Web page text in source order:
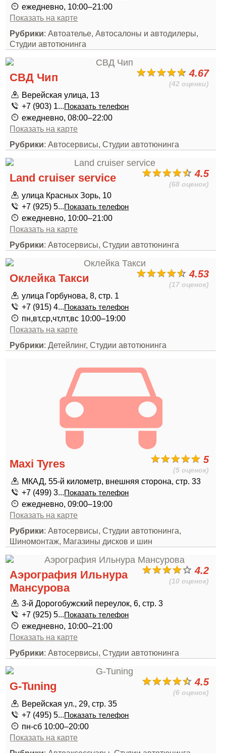
ежедневно, 10:00–21:00
Показать на карте
Рубрики: Автоателье, Автосалоны и автодилеры,
Студии автотюнинга
4.67
(42 оценки)
СВД Чип
Верейская улица, 13
+7 (903) 1...Показать телефон
ежедневно, 08:00–22:00
Показать на карте
Рубрики: Автосервисы, Студии автотюнинга
4.5
(68 оценок)
Land cruiser service
улица Красных Зорь, 10
+7 (925) 5...Показать телефон
ежедневно, 10:00–21:00
Показать на карте
Рубрики: Автосервисы, Студии автотюнинга
4.53
(17 оценок)
Оклейка Такси
улица Горбунова, 8, стр. 1
+7 (915) 4...Показать телефон
пн,вт,ср,чт,пт,вс 10:00–19:00
Показать на карте
Рубрики: Детейлинг, Студии автотюнинга
5
(5 оценок)
Maxi Tyres
МКАД, 55-й километр, внешняя сторона, стр. 33
+7 (499) 3...Показать телефон
ежедневно, 09:00–19:00
Показать на карте
Рубрики: Автосервисы, Студии автотюнинга,
Шиномонтаж, Магазины дисков и шин
4.2
(10 оценок)
Аэрография Ильнура
Мансурова
3-й Дорогобужский переулок, 6, стр. 3
+7 (925) 5...Показать телефон
ежедневно, 10:00–21:00
Показать на карте
Рубрики: Автосервисы, Студии автотюнинга
4.5
(6 оценок)
G-Tuning
Верейская ул., 29, стр. 35
+7 (495) 5...Показать телефон
пн-сб 10:00–20:00
Показать на карте